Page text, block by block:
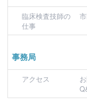
臨床検査技師の
仕事
事務局
アクセス